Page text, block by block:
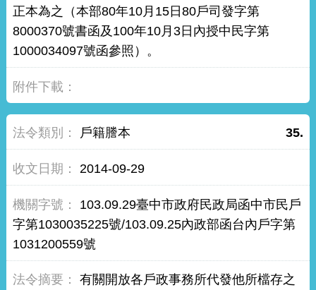
正本為之（本部80年10月15日80戶司發字第
8000370號書函及100年10月3日內授中民字第
1000034097號函參照）。
35.
戶籍謄本
2014-09-29
103.09.29臺中市政府民政局函中市民戶
字第1030035225號/103.09.25內政部函台內戶字第
1031200559號
有關開放各戶政事務所代發他所檔存之